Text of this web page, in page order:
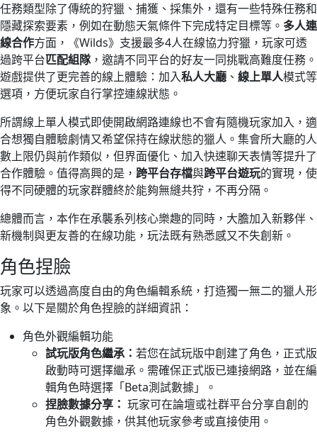
任務類型除了傳統的狩獵、捕獲、採集外，還有一些特殊任務和
隱藏探索要素，例如在動態天氣條件下完成特定目標等。 多人連
線合作方面，《Wilds》支援最多4人在線協力狩獵，玩家可透
過跨平台匹配組隊，邀請不同平台的好友一同挑戰高難度任務。
遊戲提供了更完善的線上體驗：加入私人大廳 、 線上單人模式等
選項，方便玩家自行掌控連線狀態​。
所謂線上單人模式即使開啟網路連線也不會有隨機玩家加入，適
合想獨自體驗劇情又希望保持在線狀態的獵人。集會所大廳的人
數上限仍與前作類似，但界面優化、加入快速聊天表情等提升了
合作體驗。值得高興的是， 跨平台存檔與跨平台遊玩的實現，使
得不同硬體的玩家群體終於能夠無縫共狩，不再分隔。
總體而言，本作在承襲系列核心樂趣的同時，大膽加入新夥伴、
新機制與更友善的在線功能，玩法既有熟悉感又不失創新。
角色捏臉
玩家可以透過高度自由的角色編輯系統，打造獨一無二的獵人形
象。以下是關於角色捏臉的詳細資訊：
角色外觀編輯功能
試玩版角色繼承： 若您在試玩版中創建了角色，正式版
啟動時可選擇繼承。需確保正式版已連接網路，並在編
輯角色時選擇「Beta測試數據」。
捏臉數據分享： 玩家可在論壇或社群平台分享自創的
角色外觀數據，供其他玩家參考或直接使用。